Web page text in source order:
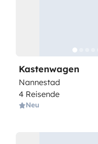
Kastenwagen
Nannestad
4 Reisende
Neu